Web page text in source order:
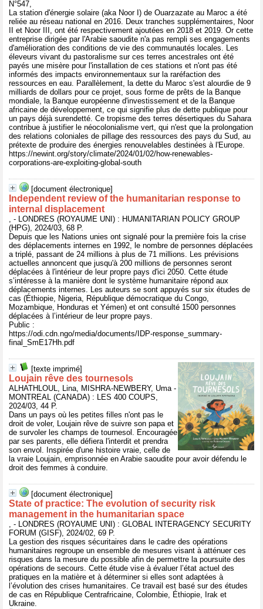
N°547,
La station d'énergie solaire (aka Noor I) de Ouarzazate au Maroc a été
reliée au réseau national en 2016. Deux tranches supplémentaires, Noor
II et Noor III, ont été respectivement ajoutées en 2018 et 2019. Or cette
entreprise dirigée par l'Arabie saoudite n'a pas rempli ses engagements
d'amélioration des conditions de vie des communautés locales. Les
éleveurs vivant du pastoralisme sur ces terres ancestrales ont été
payés une misère pour l'installation de ces stations et n'ont pas été
informés des impacts environnementaux sur la raréfaction des
ressources en eau. Parallèlement, la dette du Maroc s'est alourdie de 9
milliards de dollars pour ce projet, sous forme de prêts de la Banque
mondiale, la Banque européenne d'investissement et de la Banque
africaine de développement, ce qui signifie plus de dette publique pour
un pays déjà surendetté. Ce tropisme des terres désertiques du Sahara
contribue à justifier le néocolonialisme vert, qui n'est que la prolongation
des relations coloniales de pillage des ressources des pays du Sud, au
prétexte de produire des énergies renouvelables destinées à l'Europe.
https://newint.org/story/climate/2024/01/02/how-renewables-
corporations-are-exploiting-global-south
[document électronique]
Independent review of the humanitarian response to
internal displacement
, - LONDRES (ROYAUME UNI) : HUMANITARIAN POLICY GROUP
(HPG), 2024/03, 68 P.
Depuis que les Nations unies ont signalé pour la première fois la crise
des déplacements internes en 1992, le nombre de personnes déplacées
a triplé, passant de 24 millions à plus de 71 millions. Les prévisions
actuelles annoncent que jusqu'à 200 millions de personnes seront
déplacées à l'intérieur de leur propre pays d'ici 2050. Cette étude
s’intéresse à la manière dont le système humanitaire répond aux
déplacements internes. Les auteurs se sont appuyés sur six études de
cas (Éthiopie, Nigeria, République démocratique du Congo,
Mozambique, Honduras et Yémen) et ont consulté 1500 personnes
déplacées à l’intérieur de leur propre pays.
Public :
https://odi.cdn.ngo/media/documents/IDP-response_summary-
final_SmE17Hh.pdf
[texte imprimé]
Loujain rêve des tournesols
ALHATHLOUL, Lina, MISHRA-NEWBERY, Uma -
MONTREAL (CANADA) : LES 400 COUPS,
2024/03, 44 P.
Dans un pays où les petites filles n'ont pas le
droit de voler, Loujain rêve de suivre son papa et
de survoler les champs de tournesol. Encouragée
par ses parents, elle défiera l'interdit et prendra
son envol. Inspirée d'une histoire vraie, celle de
la vraie Loujain, emprisonnée en Arabie saoudite pour avoir défendu le
droit des femmes à conduire.
[document électronique]
State of practice: The evolution of security risk
management in the humanitarian space
, - LONDRES (ROYAUME UNI) : GLOBAL INTERAGENCY SECURITY
FORUM (GISF), 2024/02, 69 P.
La gestion des risques sécuritaires dans le cadre des opérations
humanitaires regroupe un ensemble de mesures visant à atténuer ces
risques dans la mesure du possible afin de permettre la poursuite des
opérations de secours. Cette étude vise à évaluer l’état actuel des
pratiques en la matière et à déterminer si elles sont adaptées à
l’évolution des crises humanitaires. Ce travail est basé sur des études
de cas en République Centrafricaine, Colombie, Éthiopie, Irak et
Ukraine.